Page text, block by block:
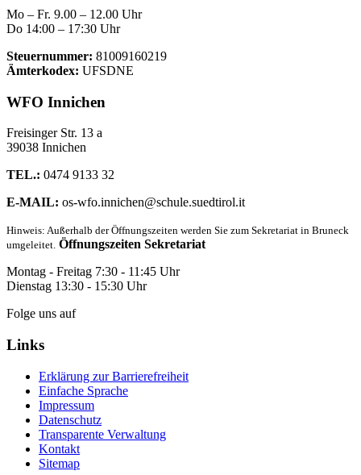
Mo – Fr. 9.00 – 12.00 Uhr
Do 14:00 – 17:30 Uhr
Steuernummer: 81009160219
Ämterkodex: UFSDNE
WFO Innichen
Freisinger Str. 13 a
39038 Innichen
TEL.: 0474 9133 32
E-MAIL: os-wfo.innichen@schule.suedtirol.it
Hinweis: Außerhalb der Öffnungszeiten werden Sie zum Sekretariat in Bruneck
umgeleitet. Öffnungszeiten Sekretariat
Montag - Freitag 7:30 - 11:45 Uhr
Dienstag 13:30 - 15:30 Uhr
Folge uns auf
Links
Erklärung zur Barrierefreiheit
Einfache Sprache
Impressum
Datenschutz
Transparente Verwaltung
Kontakt
Sitemap